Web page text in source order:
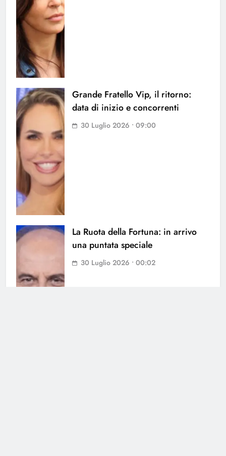
Grande Fratello Vip, il ritorno:
data di inizio e concorrenti
30 Luglio 2026 • 09:00
La Ruota della Fortuna: in arrivo
una puntata speciale
30 Luglio 2026 • 00:02